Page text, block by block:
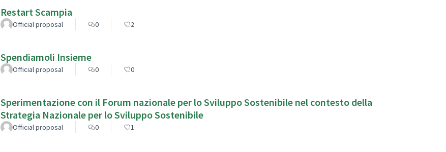
Restart Scampia
Official proposal 0 2
Spendiamoli Insieme
Official proposal 0 0
Sperimentazione con il Forum nazionale per lo Sviluppo Sostenibile nel contesto della
Strategia Nazionale per lo Sviluppo Sostenibile
Official proposal 0 1